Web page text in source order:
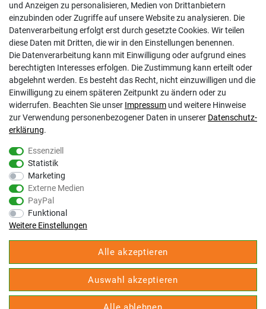
Kontakt
Datenschutzerklärung
AGB
Impressum
Barrierefreiheitserklärung
Altbatterie-Ensorgung
Gölz Motorgeräte Nord GmbH & Co. KG
Melatengürtel 23
50933 Köln
Shop Hotline Mo-Fr 9:00-17:00 Uhr Tel. 0221-9543096
Fax 0221-541358
Unsere STORE Anschriften und Öffnungszeiten:
Köln
Erkelenz
und Anzeigen zu personalisieren, Medien von Drittanbietern
einzubinden oder Zugriffe auf unsere Website zu analysieren. Die
Datenverarbeitung erfolgt erst durch gesetzte Cookies. Wir teilen
diese Daten mit Dritten, die wir in den Einstellungen benennen.
Die Datenverarbeitung kann mit Einwilligung oder aufgrund eines
berechtigten Interesses erfolgen. Die Zustimmung kann erteilt oder
abgelehnt werden. Es besteht das Recht, nicht einzuwilligen und die
Einwilligung zu einem späteren Zeitpunkt zu ändern oder zu
widerrufen. Beachten Sie unser Impressum und weitere Hinweise
zur Verwendung personenbezogener Daten in unserer Daten­schutz­
erklärung.
Essenziell
Statistik
Marketing
Externe Medien
PayPal
Funktional
Weitere Einstellungen
Alle akzeptieren
Auswahl akzeptieren